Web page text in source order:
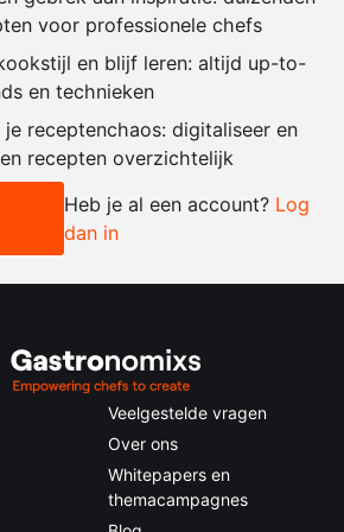
+
2x
voor professionele chefs
en blijf leren: altijd up-to-
en technieken
je receptenchaos: digitaliseer en
recepten overzichtelijk
Heb je al een account? Log
dan in
Veelgestelde vragen
Over ons
Whitepapers en
themacampagnes